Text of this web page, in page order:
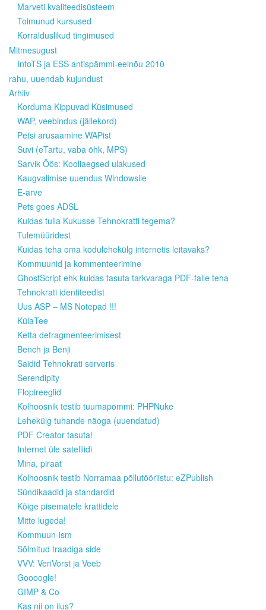
Marveti kvaliteedisüsteem
Toimunud kursused
Korralduslikud tingimused
Mitmesugust
InfoTS ja ESS antispämmi-eelnõu 2010
rahu, uuendab kujundust
Arhiiv
Korduma Kippuvad Küsimused
WAP, veebindus (jällekord)
Petsi arusaamine WAPist
Suvi (eTartu, vaba õhk, MPS)
Sarvik Öös: Kooliaegsed ulakused
Kaugvalimise uuendus Windowsile
E-arve
Pets goes ADSL
Kuidas tulla Kukusse Tehnokratti tegema?
Tulemüüridest
Kuidas teha oma kodulehekülg internetis leitavaks?
Kommuunid ja kommenteerimine
GhostScript ehk kuidas tasuta tarkvaraga PDF-faile teha
Tehnokrati identiteedist
Uus ASP – MS Notepad !!!
KülaTee
Ketta defragmenteerimisest
Bench ja Benji
Saidid Tehnokrati serveris
Serendipity
Flopireeglid
Kolhoosnik testib tuumapommi: PHPNuke
Lehekülg tuhande näoga (uuendatud)
PDF Creator tasuta!
Internet üle satelliidi
Mina, piraat
Kolhoosnik testib Norramaa põllutööriistu: eZPublish
Sündikaadid ja standardid
Kõige pisematele krattidele
Mitte lugeda!
Kommuun-ism
Sõlmitud traadiga side
VVV: VeriVorst ja Veeb
Goooogle!
GIMP & Co
Kas nii on ilus?